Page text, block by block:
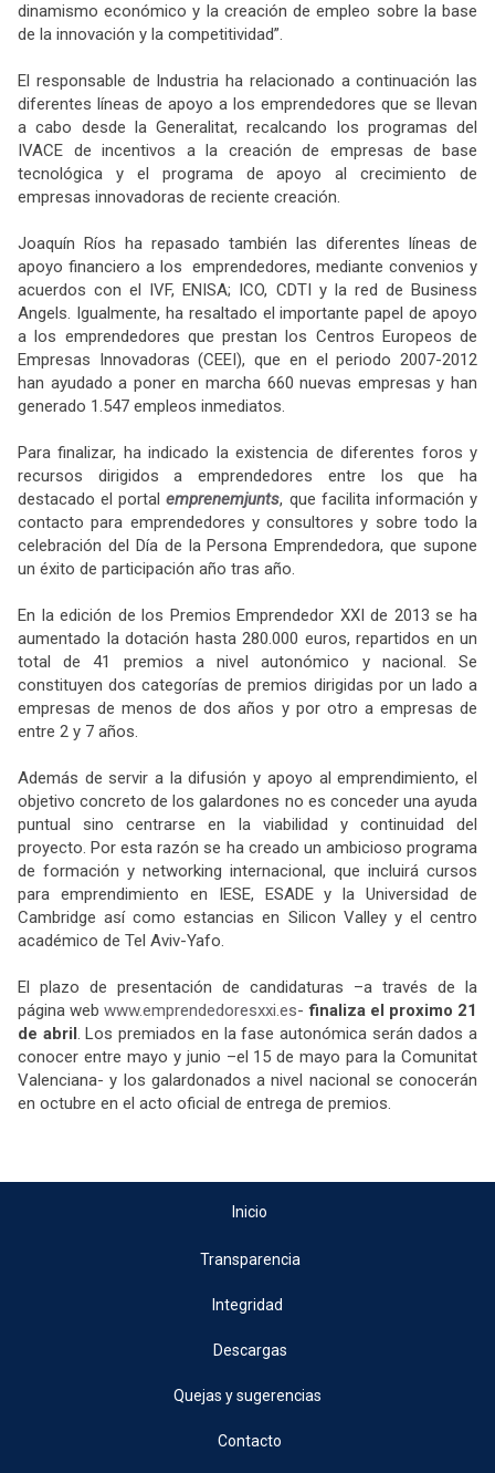
dinamismo económico y la creación de empleo sobre la base
de la innovación y la competitividad”.
El responsable de Industria ha relacionado a continuación las
diferentes líneas de apoyo a los emprendedores que se llevan
a cabo desde la Generalitat, recalcando los programas del
IVACE de incentivos a la creación de empresas de base
tecnológica y el programa de apoyo al crecimiento de
empresas innovadoras de reciente creación.
Joaquín Ríos ha repasado también las diferentes líneas de
apoyo financiero a los emprendedores, mediante convenios y
acuerdos con el IVF, ENISA; ICO, CDTI y la red de Business
Angels. Igualmente, ha resaltado el importante papel de apoyo
a los emprendedores que prestan los Centros Europeos de
Empresas Innovadoras (CEEI), que en el periodo 2007-2012
han ayudado a poner en marcha 660 nuevas empresas y han
generado 1.547 empleos inmediatos.
Para finalizar, ha indicado la existencia de diferentes foros y
recursos dirigidos a emprendedores entre los que ha
destacado el portalemprenemjunts, que facilita información y
contacto para emprendedores y consultores y sobre todo la
celebración del Día de la Persona Emprendedora, que supone
un éxito de participación año tras año.
En la edición de los Premios Emprendedor XXI de 2013 se ha
aumentado la dotación hasta 280.000 euros, repartidos en un
total de 41 premios a nivel autonómico y nacional. Se
constituyen dos categorías de premios dirigidas por un lado a
empresas de menos de dos años y por otro a empresas de
entre 2 y 7 años.
Además de servir a la difusión y apoyo al emprendimiento, el
objetivo concreto de los galardones no es conceder una ayuda
puntual sino centrarse en la viabilidad y continuidad del
proyecto. Por esta razón se ha creado un ambicioso programa
de formación y networking internacional, que incluirá cursos
para emprendimiento en IESE, ESADE y la Universidad de
Cambridge así como estancias en Silicon Valley y el centro
académico de Tel Aviv-Yafo.
El plazo de presentación de candidaturas –a través de la
página webwww.emprendedoresxxi.es-finaliza el proximo 21
de abril. Los premiados en la fase autonómica serán dados a
conocer entre mayo y junio –el 15 de mayo para la Comunitat
Valenciana- y los galardonados a nivel nacional se conocerán
en octubre en el acto oficial de entrega de premios.
Inicio
Transparencia
Integridad
Descargas
Quejas y sugerencias
Contacto